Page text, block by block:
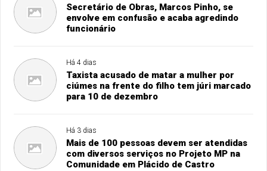
Secretário de Obras, Marcos Pinho, se
envolve em confusão e acaba agredindo
funcionário
Há 4 dias
Taxista acusado de matar a mulher por
ciúmes na frente do filho tem júri marcado
para 10 de dezembro
Há 3 dias
Mais de 100 pessoas devem ser atendidas
com diversos serviços no Projeto MP na
Comunidade em Plácido de Castro